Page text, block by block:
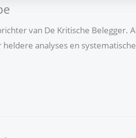
van De Kritische
heldere analyses en